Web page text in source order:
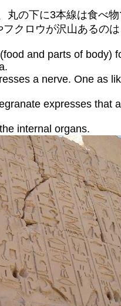
の下に3本線は食べ
クロウが沢山あるの
and parts of body)
a nerve. One as
expresses that
internal organs.